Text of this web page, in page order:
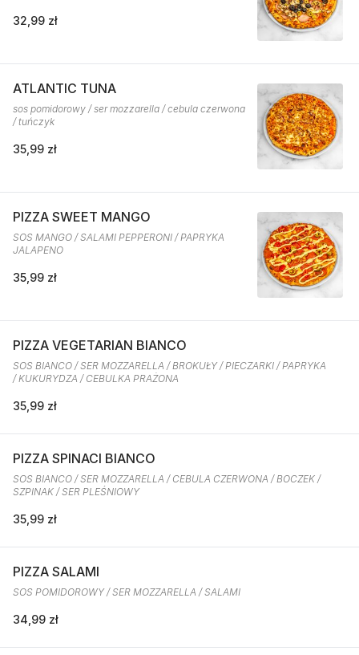
32,99 zł
ATLANTIC TUNA
sos pomidorowy / ser mozzarella / cebula czerwona
/ tuńczyk
35,99 zł
PIZZA SWEET MANGO
SOS MANGO / SALAMI PEPPERONI / PAPRYKA
JALAPENO
35,99 zł
PIZZA VEGETARIAN BIANCO
SOS BIANCO / SER MOZZARELLA / BROKUŁY / PIECZARKI / PAPRYKA
/ KUKURYDZA / CEBULKA PRAŻONA
35,99 zł
PIZZA SPINACI BIANCO
SOS BIANCO / SER MOZZARELLA / CEBULA CZERWONA / BOCZEK /
SZPINAK / SER PLEŚNIOWY
35,99 zł
PIZZA SALAMI
SOS POMIDOROWY / SER MOZZARELLA / SALAMI
34,99 zł